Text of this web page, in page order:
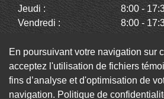
Jeudi :
8:00 -
Vendredi :
8:00 -
Dimanche :
Fermé
Facebook Twitter
En poursuivant votre navigation sur
acceptez l'utilisation de fichiers
fins d’analyse et d'optimisation de
navigation. Politique de